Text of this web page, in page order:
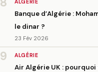
ALGÉRIE
Banque d’Algérie :
le dinar ?
23 Fév 2026
9 ALGÉRIE
Air Algérie UK :